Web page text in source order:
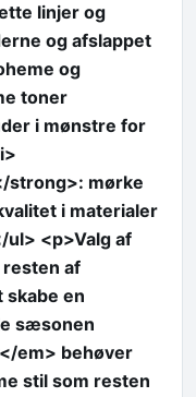
linjer og
og afslappet
og
toner
i mønstre for
strong>: mørke
i materialer
<p>Valg af
af
en
sæsonen
em> behøver
stil som resten